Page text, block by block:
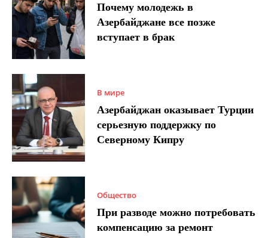
Почему молодежь в
Азербайджане все позже
вступает в брак
В мире
Азербайджан оказывает Турции
серьезную поддержку по
Северному Кипру
Общество
При разводе можно потребовать
компенсацию за ремонт